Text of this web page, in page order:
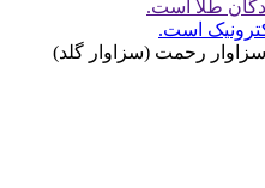
رحمت (سزاوار گلد)